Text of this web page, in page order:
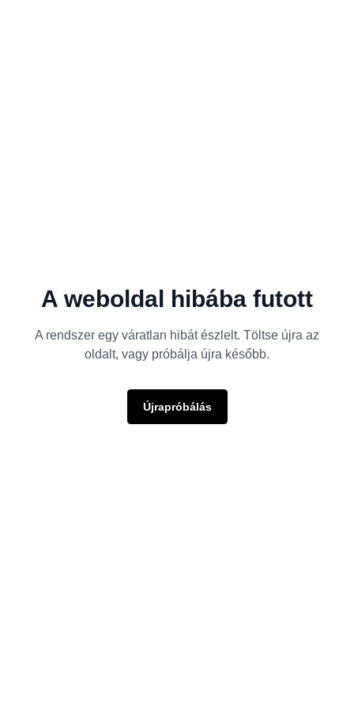
A weboldal hibába futott
A rendszer egy váratlan hibát észlelt. Töltse újra az
oldalt, vagy próbálja újra később.
Újrapróbálás